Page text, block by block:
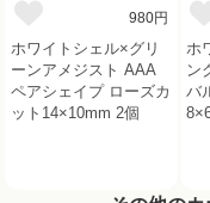
980円
ホワイトシェル×グリ
ーンアメジスト AAA
ペアシェイプ ローズカ
ット14×10mm 2個
ホ
ン
バ